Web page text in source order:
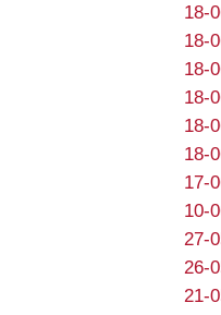
18-
18-
18-
18-
18-
18-
17-
10-
27-
26-
21-